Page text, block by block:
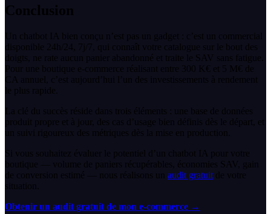
Conclusion
Un chatbot IA bien conçu n’est pas un gadget : c’est un commercial
disponible 24h/24, 7j/7, qui connaît votre catalogue sur le bout des
doigts, ne rate aucun panier abandonné et traite le SAV sans fatigue.
Pour une boutique e-commerce réalisant entre 300 K€ et 5 M€ de
CA annuel, c’est aujourd’hui l’un des investissements à rendement
le plus rapide.
La clé du succès réside dans trois éléments : une base de données
produit propre et à jour, des cas d’usage bien définis dès le départ, et
un suivi rigoureux des métriques dès la mise en production.
Si vous souhaitez évaluer le potentiel d’un chatbot IA pour votre
boutique — volume de paniers récupérables, économies SAV, gain
de conversion estimé — nous réalisons un audit gratuit de votre
situation.
Obtenir un audit gratuit de mon e-commerce →